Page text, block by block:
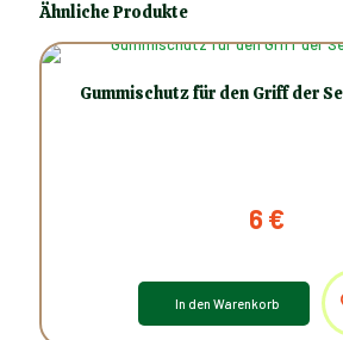
Ähnliche Produkte
Gummischutz für den Griff der
6 €
In den Warenkorb